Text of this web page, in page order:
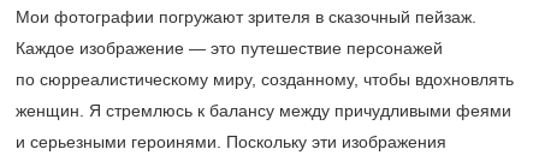
Мои фотографии погружают зрителя в сказочный пейзаж.
Каждое изображение — это путешествие персонажей
по сюрреалистическому миру, созданному, чтобы вдохновлять
женщин. Я стремлюсь к балансу между причудливыми феями
и серьезными героинями. Поскольку эти изображения